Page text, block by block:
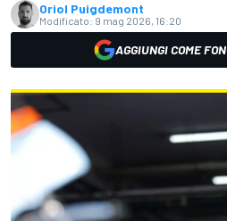
Oriol Puigdemont
Modificato: 9 mag 2026, 16:20
AGGIUNGI COME